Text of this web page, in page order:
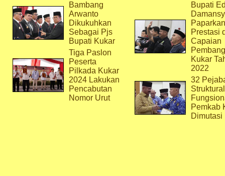
Bambang
Arwanto
Dikukuhkan
Sebagai Pjs
Bupati Kukar
Tiga Paslon
Peserta
Pilkada Kukar
2024 Lakukan
Pencabutan
Nomor Urut
Bupati
Paparkan
Prestasi
Capaian
Kukar
2022
32
Pemkab
Dimutasi